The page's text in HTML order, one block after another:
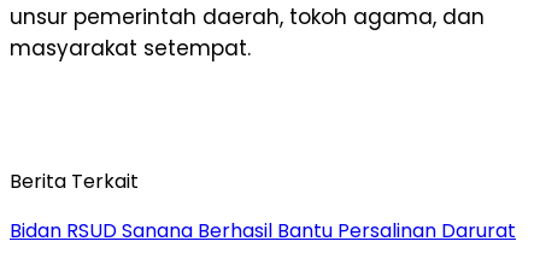
unsur pemerintah daerah, tokoh agama, dan
masyarakat setempat.
Berita Terkait
Bidan RSUD Sanana Berhasil Bantu Persalinan Darurat